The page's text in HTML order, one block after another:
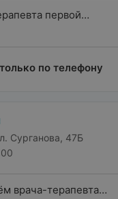
первой
категории
по телефону
Сурганова, 47Б
врача-терапевта